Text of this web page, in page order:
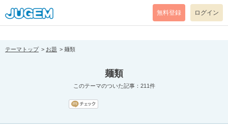
[pear_error: message="Success" code=0 mode=return level=notice
prefix="" info=""]
無料登録 ログイン
テーマトップ お題 麺類
麺類
このテーマのついた記事：211件